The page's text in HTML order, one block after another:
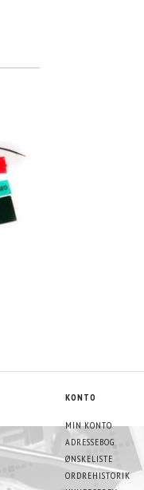
KONTO
MIN KONTO
ADRESSEBOG
ØNSKELISTE
ORDREHISTORIK